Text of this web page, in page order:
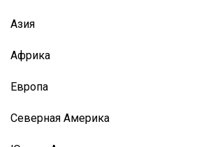
Азия
Африка
Европа
Северная Америка